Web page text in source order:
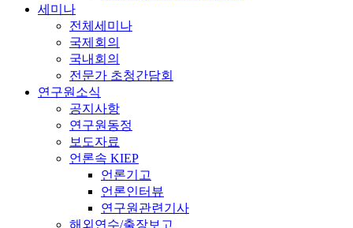
세미나
전체세미나
국제회의
국내회의
전문가 초청간담회
연구원소식
공지사항
연구원동정
보도자료
언론속 KIEP
언론기고
언론인터뷰
연구원관련기사
해외연수/출장보고